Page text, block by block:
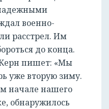
военно-
расстрел. Им
до конца.
пишет: «Мы
уже вторую зиму.
начале нашего
обнаружилось